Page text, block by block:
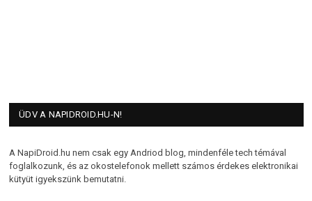
ÜDV A NAPIDROID.HU-N!
A NapiDroid.hu nem csak egy Andriod blog, mindenféle tech témával
foglalkozunk, és az okostelefonok mellett számos érdekes elektronikai
kütyüt igyekszünk bemutatni.